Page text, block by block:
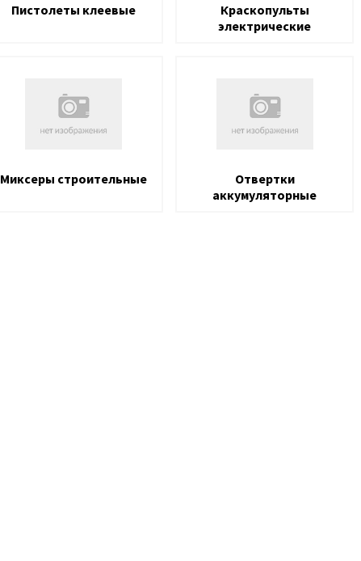
Пистолеты клеевые
Краскопульты
электрические
Миксеры строительные
Отвертки
аккумуляторные